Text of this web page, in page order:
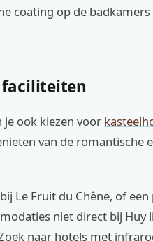
coating op de
faciliteiten
ook kiezen voor
van de romantische
Le Fruit du Chêne, of
niet direct bij Huy
naar hotels met